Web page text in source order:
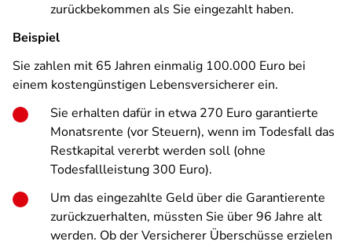
zurückbekommen als Sie eingezahlt haben.
Beispiel
Sie zahlen mit 65 Jahren einmalig 100.000 Euro bei
einem kostengünstigen Lebensversicherer ein.
Sie erhalten dafür in etwa 270 Euro garantierte
Monatsrente (vor Steuern), wenn im Todesfall das
Restkapital vererbt werden soll (ohne
Todesfallleistung 300 Euro).
Um das eingezahlte Geld über die Garantierente
zurückzuerhalten, müssten Sie über 96 Jahre alt
werden. Ob der Versicherer Überschüsse erzielen